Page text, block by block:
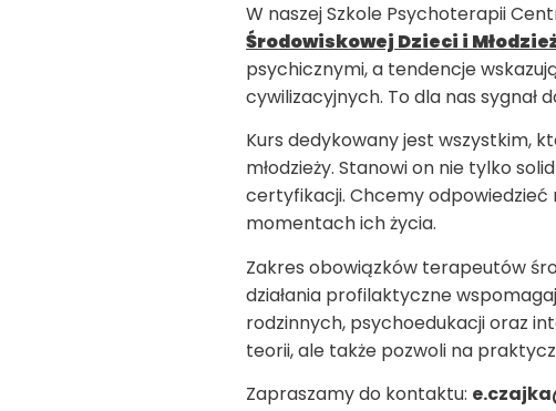
W naszej Szkole Psychoterapii
Środowiskowej Dzieci i
psychicznymi, a tendencje
cywilizacyjnych. To dla nas sygnał
Kurs dedykowany jest wszystkim,
młodzieży. Stanowi on nie tylko
certyfikacji. Chcemy
momentach ich życia.
Zakres obowiązków terapeutów
działania profilaktyczne
rodzinnych, psychoedukacji oraz
teorii, ale także pozwoli na
Zapraszamy do kontaktu: